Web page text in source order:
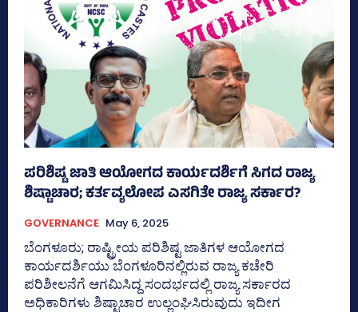
ಪರಿ‍ಶಿಷ್ಟ ಜಾತಿ ಆಯೋಗದ ಕಾರ್ಯದರ್ಶಿಗೆ ಸಿಗದ ರಾಜ್ಯ
ಶಿಷ್ಟಾಚಾರ; ಕರ್ತವ್ಯಲೋಪ ಎಸಗಿತೇ ರಾಜ್ಯ ಸರ್ಕಾರ?
GOVERNANCE May 6, 2025
ಬೆಂಗಳೂರು; ರಾಷ್ಟ್ರೀಯ ಪರಿಶಿಷ್ಟ ಜಾತಿಗಳ ಆಯೋಗದ
ಕಾರ್ಯದರ್ಶಿಯು ಬೆಂಗಳೂರಿನಲ್ಲಿರುವ ರಾಜ್ಯ ಕಚೇರಿ
ಪರಿಶೀಲನೆಗೆ ಆಗಮಿಸಿದ್ದ ಸಂದರ್ಭದಲ್ಲಿ ರಾಜ್ಯ ಸರ್ಕಾರದ
ಅಧಿಕಾರಿಗಳು ಶಿಷ್ಟಾಚಾರ ಉಲ್ಲಂಘಿಸಿರುವುದು ಇದೀಗ